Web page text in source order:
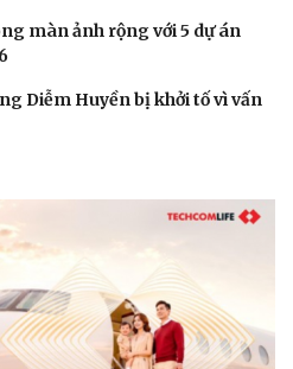
màn ảnh rộng với 5 dự án
Diễm Huyền bị khởi tố vì vấn